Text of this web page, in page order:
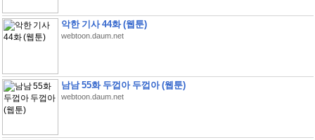
악한 기사 44화 (웹툰)
webtoon.daum.net
남남 55화 두껍아 두껍아 (웹툰)
webtoon.daum.net